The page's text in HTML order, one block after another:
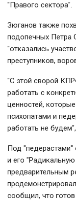
"Правого сектора".
Зюганов также
подопечных Петра
"отказались
преступников,
"С этой сворой
работать с
ценностей,
психопатами и
работать не
Под
и его
предварительным
сообщил, что